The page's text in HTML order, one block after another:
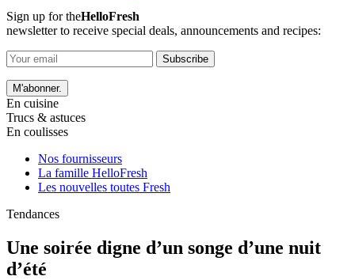
Sign up for theHelloFresh
newsletter to receive special deals, announcements and recipes:
M'abonner.
En cuisine
Trucs & astuces
En coulisses
Nos fournisseurs
La famille HelloFresh
Les nouvelles toutes Fresh
Tendances
Une soirée digne d’un songe d’une nuit
d’été